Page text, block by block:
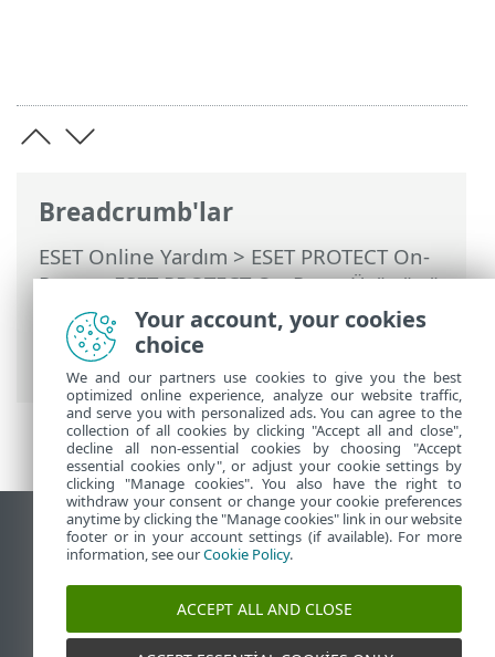
Breadcrumb'lar
ESET Online Yardım > ESET PROTECT On-
Prem>ESET PROTECT On-Prem Ürününü
Kullanma
>yönetilen Hizmet Sağlayıcıları
için ESET PROTECT On-Prem
nesnelerinin etiketlenmesi
Masaüstü sitesini görüntüle
End of Life
ESET Bilgi Bankası
ESET Status Portal
Your account, your cookies
choice
We and our partners use cookies to give you the best
optimized online experience, analyze our website traffic,
and serve you with personalized ads. You can agree to the
collection of all cookies by clicking "Accept all and close",
decline all non-essential cookies by choosing "Accept
essential cookies only", or adjust your cookie settings by
clicking "Manage cookies". You also have the right to
withdraw your consent or change your cookie preferences
anytime by clicking the "Manage cookies" link in our website
footer or in your account settings (if available). For more
information, see ourCookie Policy.
ACCEPT ALL AND CLOSE